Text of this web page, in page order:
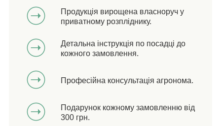
Продукція вирощена власноруч у
приватному розпліднику.
Детальна інструкція по посадці до
кожного замовлення.
Професійна консультація агронома.
Подарунок кожному замовленню від
300 грн.